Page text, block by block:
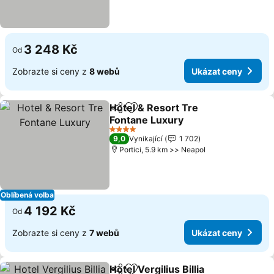
Od 3 248 Kč
Zobrazte si ceny z 8 webů Ukázat ceny
Oblíbená volba
SdíletPřidat na seznam oblíbených
Hotel & Resort Tre
Fontane Luxury
Ukázat ceny
4 Počet hvězdiček
9,0 Vynikající
1 702
Portici, 5.9 km >> Neapol
Od 4 192 Kč
Zobrazte si ceny z 7 webů Ukázat ceny
Hotel Vergilius Billia